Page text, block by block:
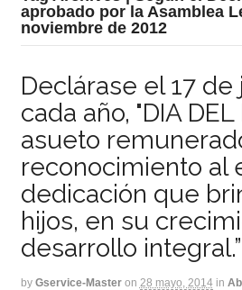
aprobado por la Asamblea
noviembre de 2012
Declárase el 17 de
cada año, "DIA DEL
asueto
reconocimiento al
dedicación que
hijos, en su
desarrollo integral.”
by Gservice-Master on 28 mayo, 2014 in